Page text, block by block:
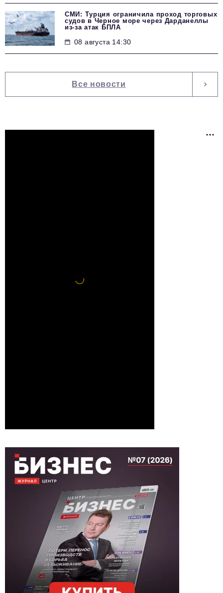
СМИ: Турция ограничила проход торговых
судов в Черное море через Дарданеллы
из-за атак БПЛА
08 августа 14:30
Все новости